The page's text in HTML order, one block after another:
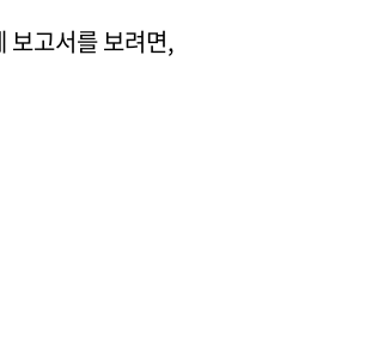
보고서를 보려면,